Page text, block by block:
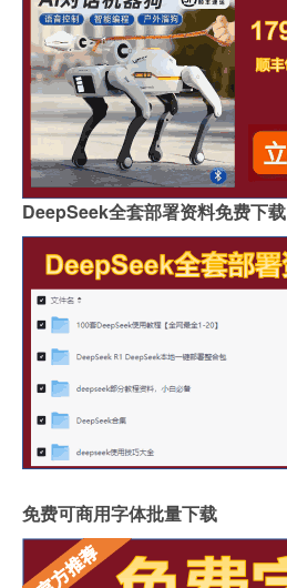
DeepSeek全套部署资料免费下载
免费可商用字体批量下载